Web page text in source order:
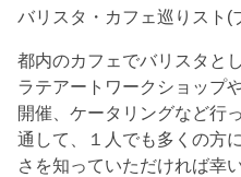
バリスタ・カフェ巡りスト(
都内のカフェでバリスタと
ラテアートワークショップ
開催、ケータリングなど行
通して、１人でも多くの方
さを知っていただければ幸